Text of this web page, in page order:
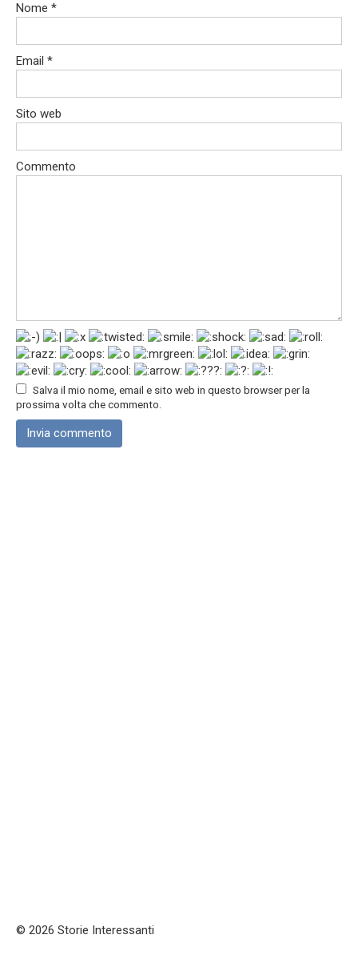
Nome *
Email *
Sito web
Commento
Salva il mio nome, email e sito web in questo browser per la
prossima volta che commento.
© 2026 Storie Interessanti